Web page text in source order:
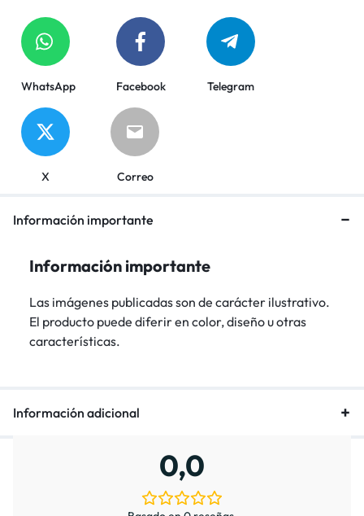
WhatsApp Facebook Telegram
X Correo
Información importante
Información importante
Las imágenes publicadas son de carácter ilustrativo.
El producto puede diferir en color, diseño u otras
características.
Información adicional
0,0